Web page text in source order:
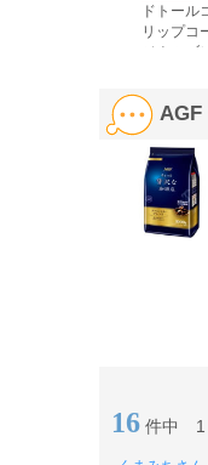
ドトール
リップコ
ジナルブ
AGF
16 件中 1